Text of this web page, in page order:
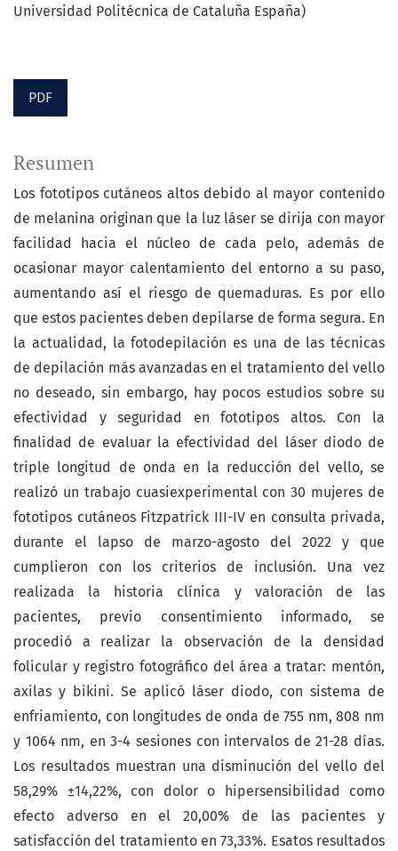
Universidad Politécnica de Cataluña España)
PDF
Resumen
Los fototipos cutáneos altos debido al mayor contenido
de melanina originan que la luz láser se dirija con mayor
facilidad hacia el núcleo de cada pelo, además de
ocasionar mayor calentamiento del entorno a su paso,
aumentando así el riesgo de quemaduras. Es por ello
que estos pacientes deben depilarse de forma segura. En
la actualidad, la fotodepilación es una de las técnicas
de depilación más avanzadas en el tratamiento del vello
no deseado, sin embargo, hay pocos estudios sobre su
efectividad y seguridad en fototipos altos. Con la
finalidad de evaluar la efectividad del láser diodo de
triple longitud de onda en la reducción del vello, se
realizó un trabajo cuasiexperimental con 30 mujeres de
fototipos cutáneos Fitzpatrick III-IV en consulta privada,
durante el lapso de marzo-agosto del 2022 y que
cumplieron con los criterios de inclusión. Una vez
realizada la historia clínica y valoración de las
pacientes, previo consentimiento informado, se
procedió a realizar la observación de la densidad
folicular y registro fotográfico del área a tratar: mentón,
axilas y bikini. Se aplicó láser diodo, con sistema de
enfriamiento, con longitudes de onda de 755 nm, 808 nm
y 1064 nm, en 3-4 sesiones con intervalos de 21-28 días.
Los resultados muestran una disminución del vello del
58,29% ±14,22%, con dolor o hipersensibilidad como
efecto adverso en el 20,00% de las pacientes y
satisfacción del tratamiento en 73,33%. Esatos resultados